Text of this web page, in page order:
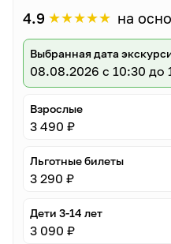
4.9 ★★★★★ на
Выбранная дата
08.08.2026 с 10:30 до
Взрослые
3 490 ₽
Льготные билеты
3 290 ₽
Дети 3-14 лет
3 090 ₽